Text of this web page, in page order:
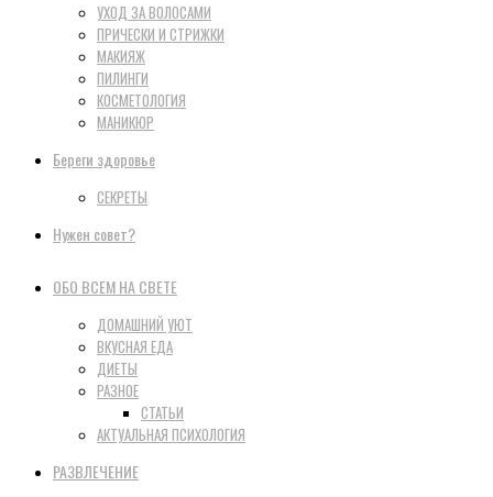
УХОД ЗА ВОЛОСАМИ
ПРИЧЕСКИ И СТРИЖКИ
МАКИЯЖ
ПИЛИНГИ
КОСМЕТОЛОГИЯ
МАНИКЮР
Береги здоровье
СЕКРЕТЫ
Нужен совет?
ОБО ВСЕМ НА СВЕТЕ
ДОМАШНИЙ УЮТ
ВКУСНАЯ ЕДА
ДИЕТЫ
РАЗНОЕ
СТАТЬИ
АКТУАЛЬНАЯ ПСИХОЛОГИЯ
РАЗВЛЕЧЕНИЕ